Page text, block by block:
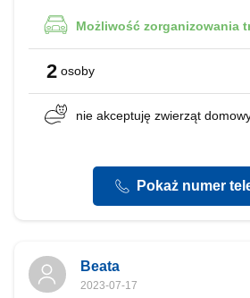
Możliwość zorganizowania
2 osoby
nie akceptuję zwierząt
Pokaż numer
Beata
2023-07-17